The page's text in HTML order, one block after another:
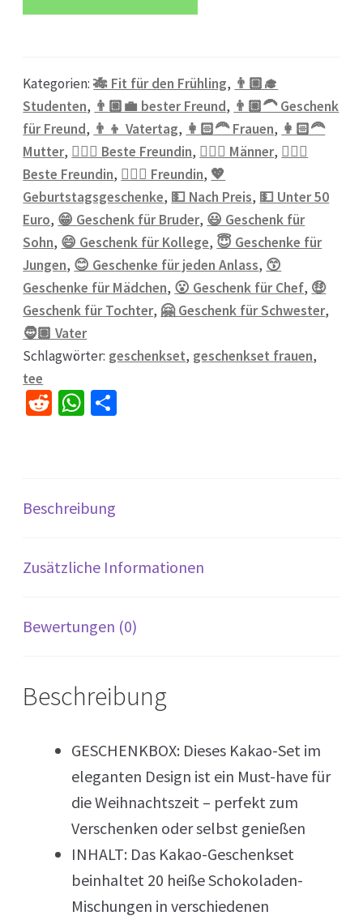
Kategorien:🎋 Fit für den Frühling, 👨🏼‍🎓
Studenten, 👨🏼‍💼 bester Freund, 👨🏼‍🦱 Geschenk
für Freund, 👨‍👦 Vatertag, 👩🏻‍🦰 Frauen, 👩🏻‍🦰
Mutter, 👱🏻‍♀️ Beste Freundin, 👱🏼‍♂️ Männer, 💁🏼‍♀️
Beste Freundin, 💁🏼‍♀️ Freundin, 💖
Geburtstagsgeschenke, 💵 Nach Preis, 💵 Unter 50
Euro, 😁 Geschenk für Bruder, 😃 Geschenk für
Sohn, 😄 Geschenk für Kollege, 😇 Geschenke für
Jungen, 😊 Geschenke für jeden Anlass, 😙
Geschenke für Mädchen, 😮 Geschenk für Chef, 🤑
Geschenk für Tochter, 🤗 Geschenk für Schwester,
🧔🏽 Vater
Schlagwörter: geschenkset, geschenkset frauen,
tee
R
t
W
p
Beschreibung
Zusätzliche Informationen
Bewertungen (0)
Beschreibung
GESCHENKBOX: Dieses Kakao-Set im
eleganten Design ist ein Must-have für
die Weihnachtszeit – perfekt zum
Verschenken oder selbst genießen
INHALT: Das Kakao-Geschenkset
beinhaltet 20 heiße Schokoladen-
Mischungen in verschiedenen